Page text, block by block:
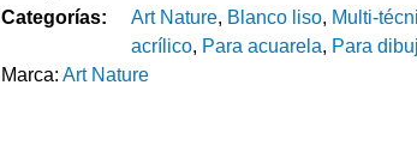
Categorías:
Art Nature, Blanco liso, Multi-
acrílico, Para acuarela, Para
Marca: Art Nature